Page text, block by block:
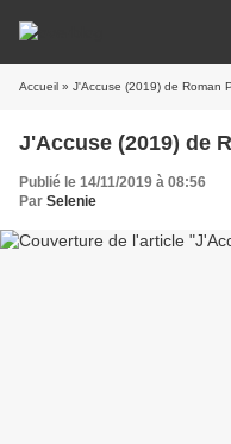
Accueil » J'Accuse (2019) de Roman
J'Accuse (2019) de
Publié le 14/11/2019 à 08:56
Par Selenie